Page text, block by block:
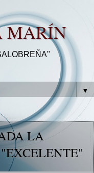
MARÍN
▼
LA